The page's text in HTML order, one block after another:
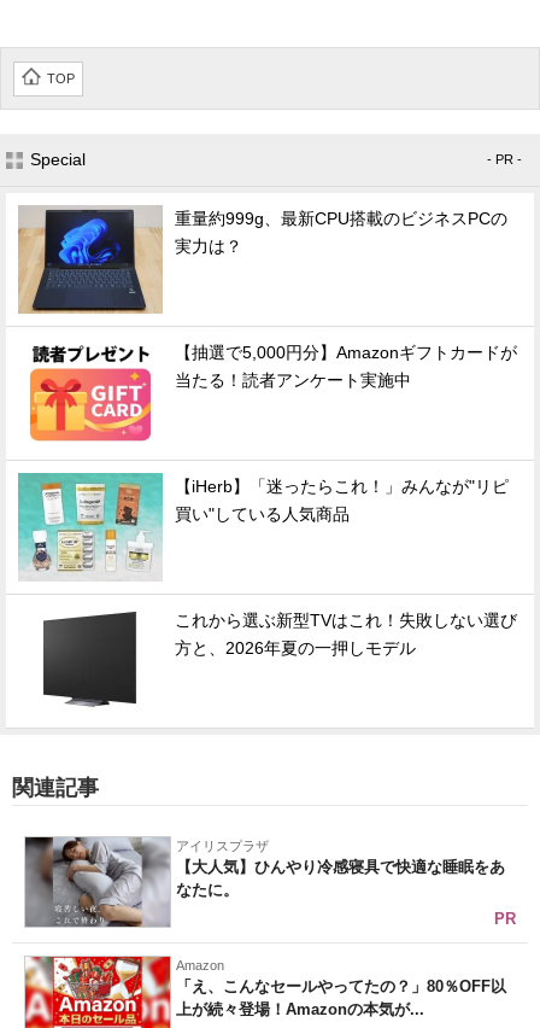
TOP
Special - PR -
重量約999g、最新CPU搭載のビジネスPCの
実力は？
【抽選で5,000円分】Amazonギフトカードが
当たる！読者アンケート実施中
【iHerb】「迷ったらこれ！」みんなが"リピ
買い"している人気商品
これから選ぶ新型TVはこれ！失敗しない選び
方と、2026年夏の一押しモデル
関連記事
アイリスプラザ
【大人気】ひんやり冷感寝具で快適な睡眠をあ
なたに。
PR
Amazon
「え、こんなセールやってたの？」80％OFF以
上が続々登場！Amazonの本気が...